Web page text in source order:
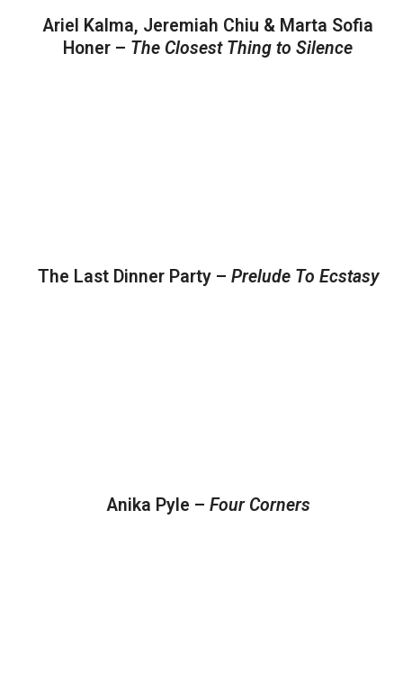
Ariel Kalma, Jeremiah Chiu & Marta Sofia
Honer – The Closest Thing to Silence
The Last Dinner Party – Prelude To Ecstasy
Anika Pyle – Four Corners